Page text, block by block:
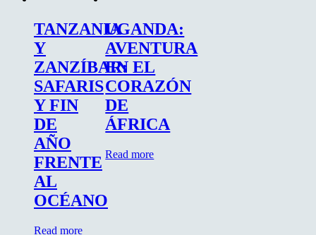
TANZANIA
Y
ZANZÍBAR:
SAFARIS
Y FIN
DE
AÑO
FRENTE
AL
OCÉANO
Read more
UGANDA:
AVENTURA
EN EL
CORAZÓN
DE
ÁFRICA
Read more